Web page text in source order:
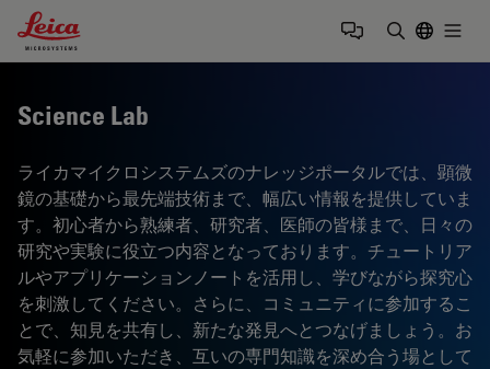
Leica Microsystems Logo
Science Lab
ライカマイクロシステムズのナレッジポータルでは、顕微
鏡の基礎から最先端技術まで、幅広い情報を提供していま
す。初心者から熟練者、研究者、医師の皆様まで、日々の
研究や実験に役立つ内容となっております。チュートリア
ルやアプリケーションノートを活用し、学びながら探究心
を刺激してください。さらに、コミュニティに参加するこ
とで、知見を共有し、新たな発見へとつなげましょう。お
気軽に参加いただき、互いの専門知識を深め合う場として